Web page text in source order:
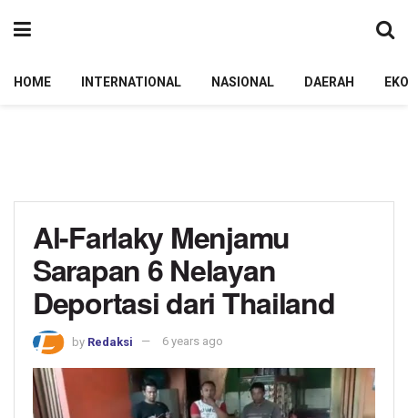
HOME INTERNATIONAL NASIONAL DAERAH
Al-Farlaky Menjamu
Sarapan 6 Nelayan
Deportasi dari Thailand
by Redaksi 6 years ago